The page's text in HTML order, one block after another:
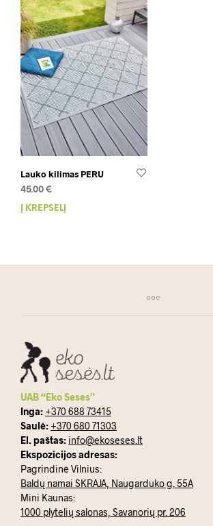
Lauko kilimas PERU
45.00 €
Į KREPŠELĮ
UAB “Eko Seses”
Inga: +370 688 73415
Saulė: +370 680 71303
El. paštas: info@ekoseses.lt
Ekspozicijos adresas:
Pagrindinė Vilnius:
Baldų namai SKRAJA, Naugarduko g. 55A
Mini Kaunas:
1000 plytelių salonas, Savanorių pr. 206